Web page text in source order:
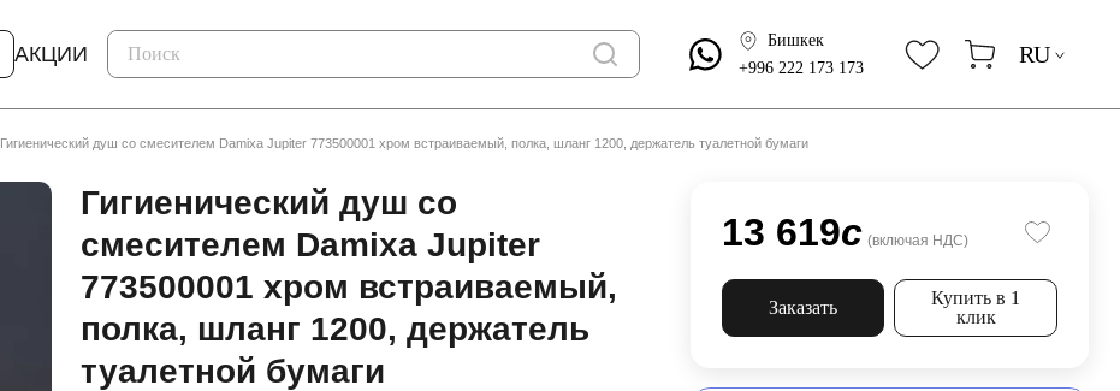
АКЦИИ
Бишкек
+996 222 173 173
RU
Гигиенический душ со смесителем Damixa Jupiter 773500001 хром встраиваемый, полка, шланг 1200, держатель туалетной бумаги
Гигиенический душ со
смесителем Damixa Jupiter
773500001 хром встраиваемый,
полка, шланг 1200, держатель
туалетной бумаги
13 619c (включая НДС)
Заказать
Купить в 1
клик